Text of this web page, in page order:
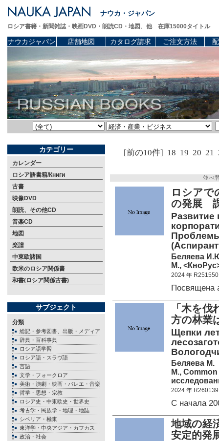
ナウカ・ジャパン
ロシア書籍・新聞雑誌・映画DVD・朗読CD・地図、他 在庫15000タイトル
ナウカジャパン 店舗地図 カタログ請求 ご注文方法
カテゴリー
カレンダー
ロシア語書籍/Книги
古書
映像DVD
朗読、その他CD
音楽CD
地図
楽譜
中東欧諸国
欧米のロシア関係書
和書(ロシア関係古書)
サブジェクト
分類
総記・参考図書、出版・メディア
辞典・百科事典
ロシア語学習
ロシア語・スラヴ語
言語
文学・フォークロア
美術・演劇・映画・バレエ・音楽
哲学・思想・宗教
ロシア史・中東欧史・世界史
考古学・民族学・地理・地誌
シベリア・極東
東洋学・中央アジア・カフカス
政治・社会
[前の10件] 18 19 20 21
並べ
ロシアで
の発展
Развитие
Беляева
М.,
2024 年 R251550
Посвящена
「木を
方の林業
Щепки
Беляева М.
М.,
2024 年 R260139
С начала
地域の経
安定的発